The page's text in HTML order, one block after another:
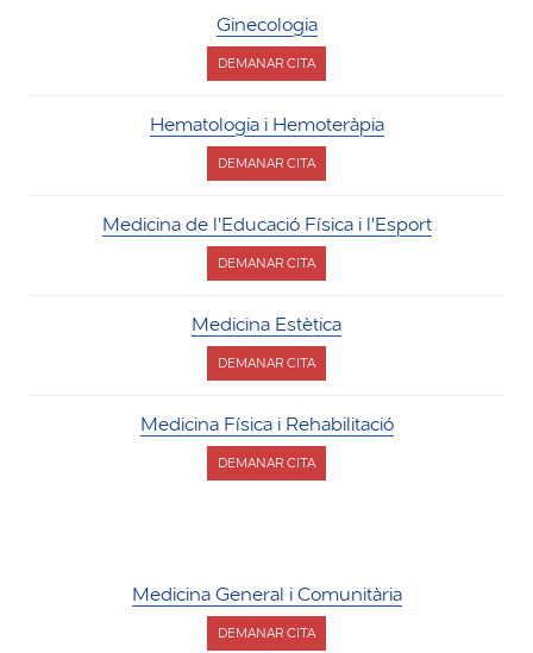
DEL
SON
Ginecologia
DEMANAR CITA
PER
Hematologia i Hemoteràpia
DEMANAR CITA
PER
I
HEMOTERÀPIA
Medicina de l'Educació Física i l'Esport
DEMANAR CITA
PER
DE
L'EDUCACIÓ
I
Medicina Estètica
DEMANAR CITA
PER
ESTÈTICA
Medicina Física i Rehabilitació
DEMANAR CITA
PER
Medicina General i Comunitària
DEMANAR CITA